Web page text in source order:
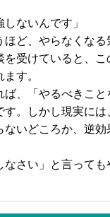
フリースクール
む）、生活&学習支援
に 関するカウンセリン
キッズルーム
しないんです」
ほど、やらなくなる
を受けていると、こ
す。
、「やるべきこと
す。しかし現実に
ないどころか、逆
なさい」と言っても